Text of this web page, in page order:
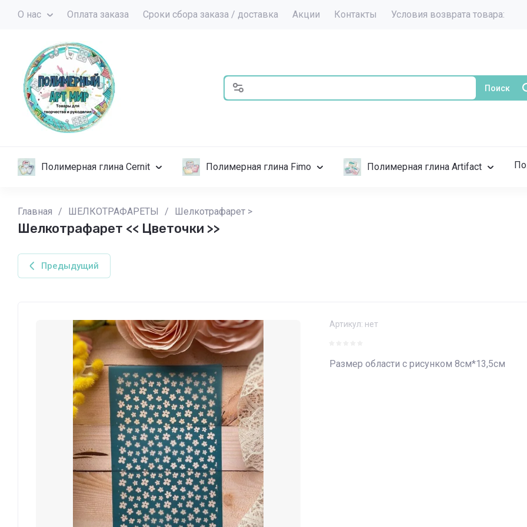
О нас Оплата заказа Сроки сбора заказа / доставка Акции Контакты Условия возврата товара:
Поиск
Полимерная глина Cernit Полимерная глина Fimo Полимерная глина Artifact
Главная / ШЕЛКОТРАФАРЕТЫ / Шелкотрафарет >
Шелкотрафарет << Цветочки >>
Предыдущий
Артикул: нет
Размер области с рисунком 8см*13,5см